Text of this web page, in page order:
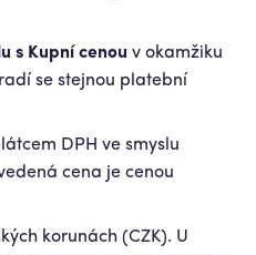
s Kupní cenou v okamžiku
se stejnou platební
DPH ve smyslu
cena je cenou
korunách (CZK). U